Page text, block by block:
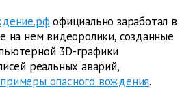
официально заработал в
на нем видеоролики, созданные
3D-графики
реальных аварий,
опасного вождения.